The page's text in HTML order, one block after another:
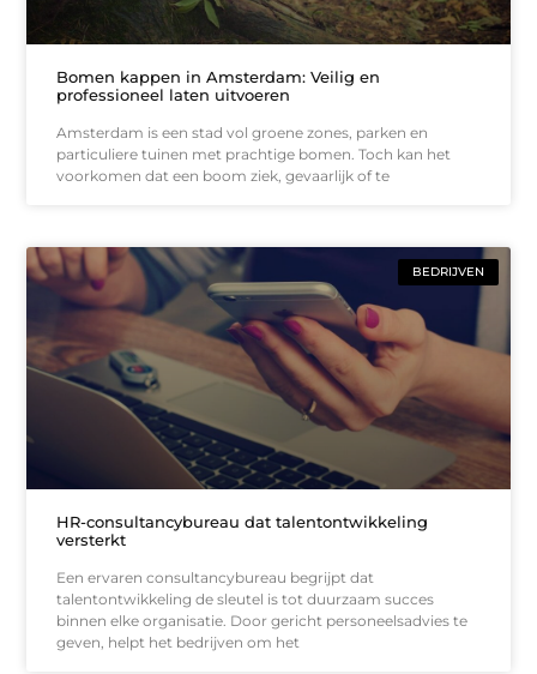
Bomen kappen in Amsterdam: Veilig en
professioneel laten uitvoeren
Amsterdam is een stad vol groene zones, parken en
particuliere tuinen met prachtige bomen. Toch kan het
voorkomen dat een boom ziek, gevaarlijk of te
BEDRIJVEN
HR-consultancybureau dat talentontwikkeling
versterkt
Een ervaren consultancybureau begrijpt dat
talentontwikkeling de sleutel is tot duurzaam succes
binnen elke organisatie. Door gericht personeelsadvies te
geven, helpt het bedrijven om het